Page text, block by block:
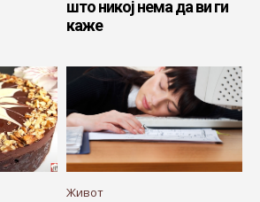
што никој нема да ви ги
каже
Живот